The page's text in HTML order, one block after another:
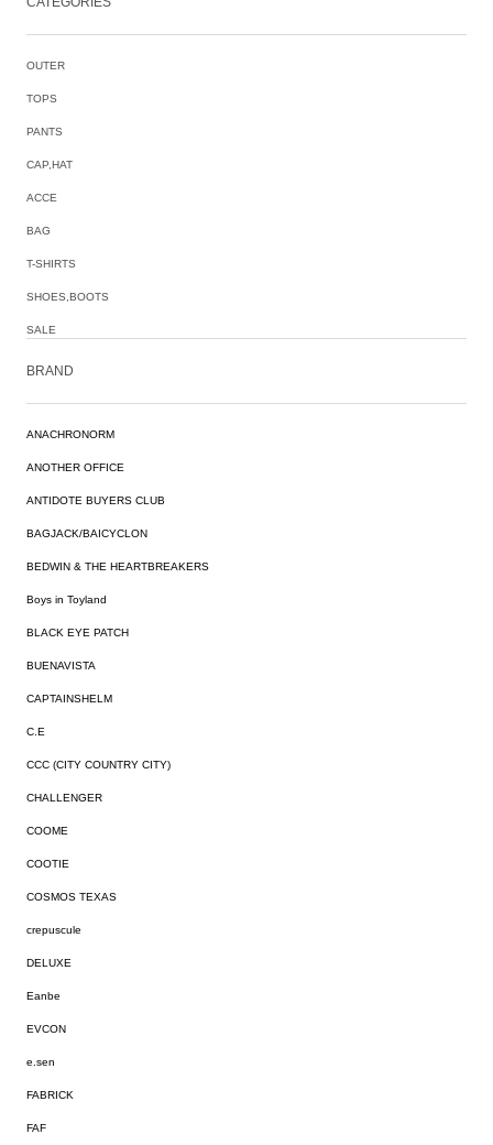
OUTER
TOPS
PANTS
CAP,HAT
ACCE
BAG
T-SHIRTS
SHOES,BOOTS
SALE
BRAND
ANACHRONORM
ANOTHER OFFICE
ANTIDOTE BUYERS CLUB
BAGJACK/BAICYCLON
BEDWIN & THE HEARTBREAKERS
Boys in Toyland
BLACK EYE PATCH
BUENAVISTA
CAPTAINSHELM
C.E
CCC (CITY COUNTRY CITY)
CHALLENGER
COOME
COOTIE
COSMOS TEXAS
crepuscule
DELUXE
Eanbe
EVCON
e.sen
FABRICK
FAF